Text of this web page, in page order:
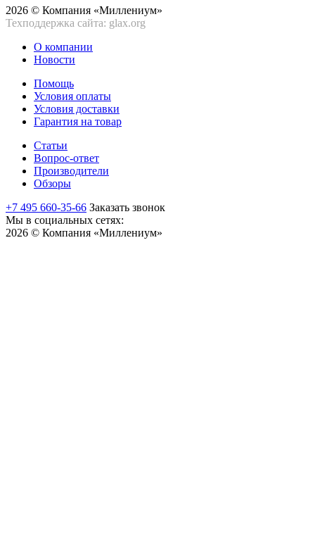
2026 © Компания «Миллениум»
Техподдержка сайта: glax.org
О компании
Новости
Помощь
Условия оплаты
Условия доставки
Гарантия на товар
Статьи
Вопрос-ответ
Производители
Обзоры
+7 495 660-35-66 Заказать звонок
Мы в социальных сетях:
2026 © Компания «Миллениум»